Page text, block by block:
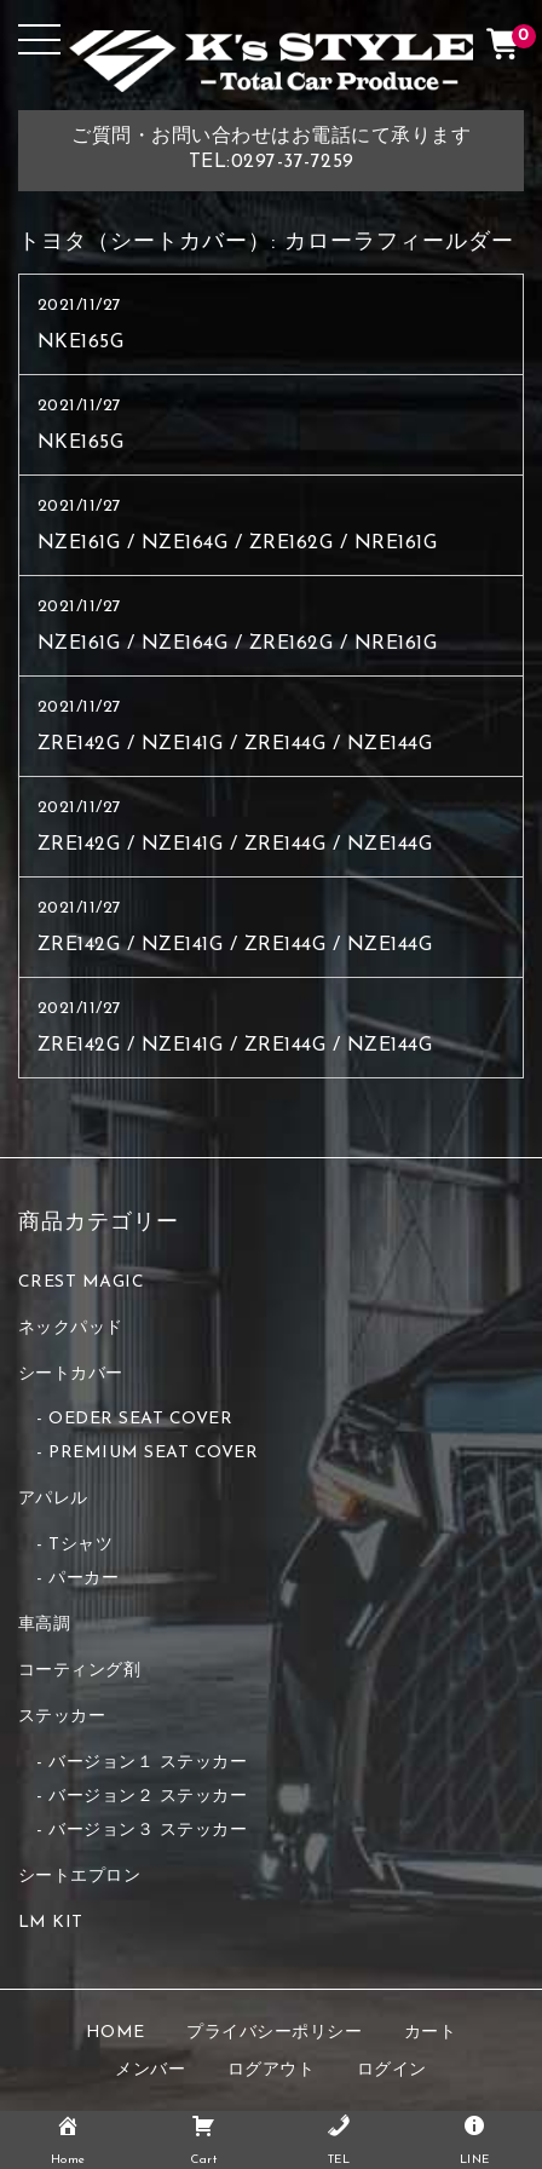
ご質問・お問い合わせはお電話にて承ります
TEL:0297-37-7259
0
トヨタ（シートカバー）:カローラフィールダー
2021/11/27
NKE165G
2021/11/27
NKE165G
2021/11/27
NZE161G / NZE164G / ZRE162G / NRE161G
2021/11/27
NZE161G / NZE164G / ZRE162G / NRE161G
2021/11/27
ZRE142G / NZE141G / ZRE144G / NZE144G
2021/11/27
ZRE142G / NZE141G / ZRE144G / NZE144G
2021/11/27
ZRE142G / NZE141G / ZRE144G / NZE144G
2021/11/27
ZRE142G / NZE141G / ZRE144G / NZE144G
商品カテゴリー
CREST MAGIC
ネックパッド
シートカバー
OEDER SEAT COVER
PREMIUM SEAT COVER
アパレル
Tシャツ
パーカー
車高調
コーティング剤
ステッカー
バージョン１ ステッカー
バージョン２ ステッカー
バージョン３ ステッカー
シートエプロン
LM KIT
HOME プライバシーポリシー カート
メンバー ログアウト ログイン
Copyright © 2021 K's STYLE All rights reserved.
Home Cart TEL LINE